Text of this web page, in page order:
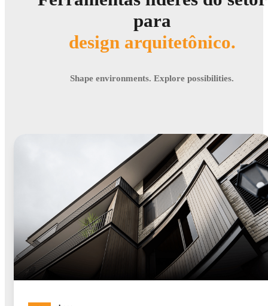
para
design arquitetônico.
Shape environments. Explore possibilities.